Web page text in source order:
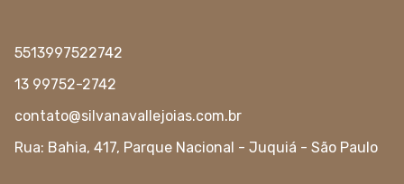
5513997522742
13 99752-2742
contato@silvanavallejoias.com.br
Rua: Bahia, 417, Parque Nacional - Juquiá - São Paulo